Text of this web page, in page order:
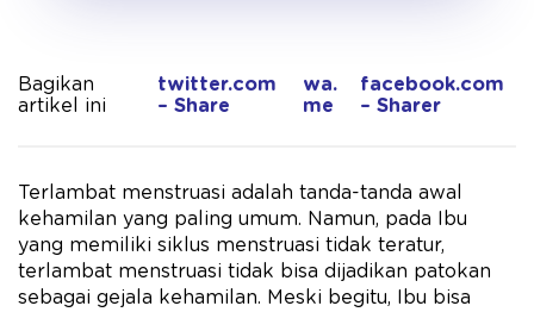
Bagikan
artikel ini
twitter.com
– Share
wa.
me
facebook.com
– Sharer
Terlambat menstruasi adalah tanda-tanda awal
kehamilan yang paling umum. Namun, pada Ibu
yang memiliki siklus menstruasi tidak teratur,
terlambat menstruasi tidak bisa dijadikan patokan
sebagai gejala kehamilan. Meski begitu, Ibu bisa